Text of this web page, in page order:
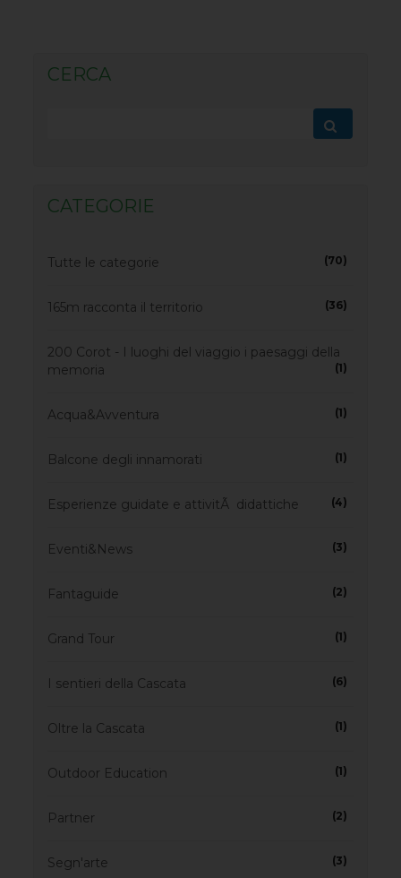
CERCA
CATEGORIE
Tutte le categorie (70)
165m racconta il territorio (36)
200 Corot - I luoghi del viaggio i paesaggi della
memoria
(1)
Acqua&Avventura (1)
Balcone degli innamorati (1)
Esperienze guidate e attivitÃ didattiche (4)
Eventi&News (3)
Fantaguide (2)
Grand Tour (1)
I sentieri della Cascata (6)
Oltre la Cascata (1)
Outdoor Education (1)
Partner (2)
Segn'arte (3)